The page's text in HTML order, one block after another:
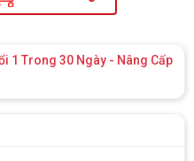
1 Trong 30 Ngày - Nâng Cấp